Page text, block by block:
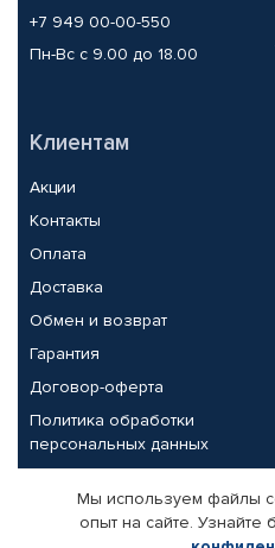
+7 949 00-00-550
Пн-Вс с 9.00 до 18.00
Клиентам
Акции
Контакты
Оплата
Доставка
Обмен и возврат
Гарантия
Договор-оферта
Политика обработки
персональных данных
Партнерам
Корпоративным клиентам
Мы используем файлы
опыт на сайте.